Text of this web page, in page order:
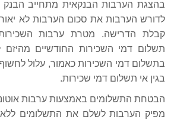
בהצגת הערבות הבנקאית מתחייב
קבלת הדרישה. מטרת ערבות
תשלום דמי השכירות החודשיים מהיזם
בתשלום דמי השכירות כאמור, עלול
בגין אי תשלום דמי שכירות.
הבטחת התשלומים באמצעות ערבות
מפיק הערבות לשלם את התשלומים ללא